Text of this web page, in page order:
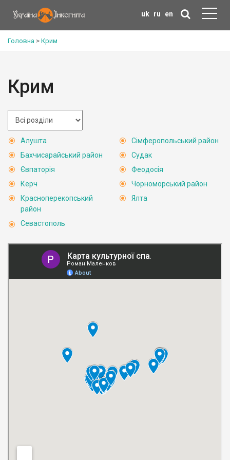
uk ru en
Головна > Крим
Крим
Алушта
Бахчисарайський район
Євпаторія
Керч
Красноперекопський
район
Севастополь
Сімферопольський район
Судак
Феодосія
Чорноморський район
Ялта